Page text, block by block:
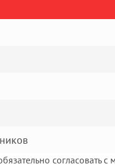
согласовать